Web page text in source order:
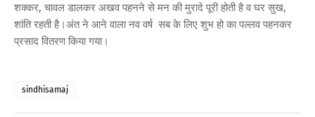
शक्कर, चावल डालकर अखव पहनने से मन की मुरादे पूरी होती है व घर सुख,
शांति रहती है।अंत ने आने वाला नव वर्ष सब के लिए शुभ हो का पल्लव पहनकर
प्रसाद वितरण किया गया।
sindhisamaj